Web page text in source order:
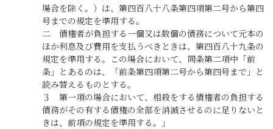
場合を除く。）は、第四百八十八条第四項第二号から第四
号までの規定を準用する。
二 債権者が負担する一個又は数個の債務について元本の
ほか利息及び費用を支払うべきときは、第四百八十九条の
規定を準用する。この場合において、同条第二項中「前
条」とあるのは、「前条第四項第二号から第四号まで」と
読み替えるものとする。
３ 第一項の場合において、相殺をする債権者の負担する
債務がその有する債権の全部を消滅させるのに足りないと
きは、前項の規定を準用する。」